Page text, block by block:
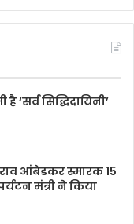
‘सर्व सिद्धिदायिनी’
आंबेडकर स्मारक 15
मंत्री ने किया